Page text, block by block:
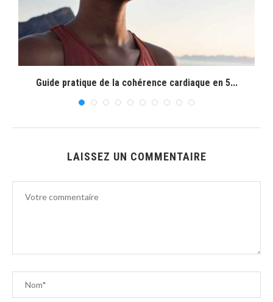
Guide pratique de la cohérence cardiaque en 5...
LAISSEZ UN COMMENTAIRE